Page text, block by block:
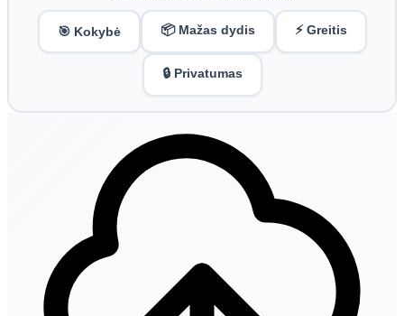
🎯 Kokybė 📦 Mažas dydis ⚡ Greitis
🔒 Privatumas